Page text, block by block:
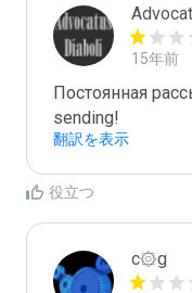
15年前
Постоянная
sending!
翻訳を表示
役立つ
c۞g